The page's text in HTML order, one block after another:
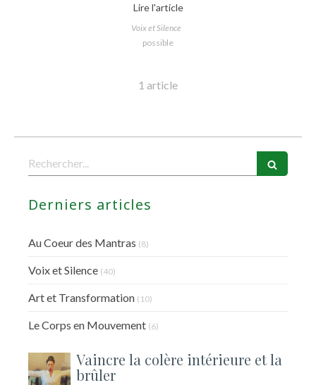
Lire l'article
Voix et Silence
possible
1 article
Rechercher
Derniers articles
Au Coeur des Mantras (8)
Voix et Silence (40)
Art et Transformation (10)
Le Corps en Mouvement (6)
Vaincre la colère intérieure et la
brûler